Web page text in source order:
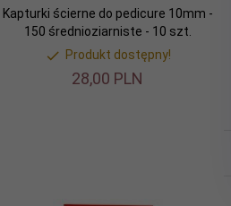
Kapturki ścierne do pedicure 10mm -
150 średnioziarniste - 10 szt.
Produkt dostępny!
28,00 PLN